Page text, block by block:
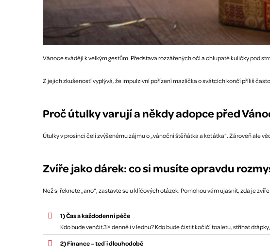
Vánoce svádějí k velkým gestům. Představa rozzářených očí a chlupaté kuličky pod
Z jejich zkušeností vyplývá, že impulzivní pořízení mazlíčka o svátcích končí příliš
Proč útulky varují a někdy adopce před
Útulky v prosinci čelí zvýšenému zájmu o „vánoční štěňátka a koťátka“. Zároveň ale
Zvíře jako dárek: co si musíte opravdu
Než si řeknete „ano“, zastavte se u klíčových otázek. Pomohou vám ujasnit, zda je
1) Čas a každodenní péče
Kdo bude venčit 3× denně i v lednu? Kdo bude čistit kočičí toaletu, stříhat
2) Finance – teď i dlouhodobě